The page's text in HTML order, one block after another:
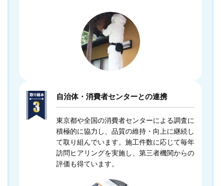
自治体・消費者センターとの連携
東京都や全国の消費者センターによる調査に
積極的に協力し、品質の維持・向上に継続し
て取り組んでいます。施工件数に応じて毎年
訪問ヒアリングを実施し、第三者機関からの
評価も得ています。